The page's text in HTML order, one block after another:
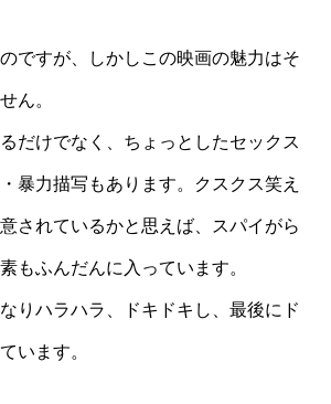
ですが、しかしこの映画の魅力はそ
ん。
だけでなく、ちょっとしたセックス
暴力描写もあります。クスクス笑え
されているかと思えば、スパイがら
もふんだんに入っています。
りハラハラ、ドキドキし、最後にド
います。